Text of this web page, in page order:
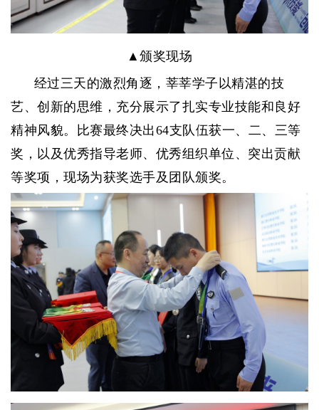
▲颁奖现场
经过三天的激烈角逐，莘莘学子以精湛的技
艺、创新的思维，充分展示了扎实专业技能和良好
精神风貌。比赛最终决出64支队伍获一、二、三等
奖，以及优秀指导老师、优秀组织单位、突出贡献
等奖项，现场为获奖选手及团队颁奖。